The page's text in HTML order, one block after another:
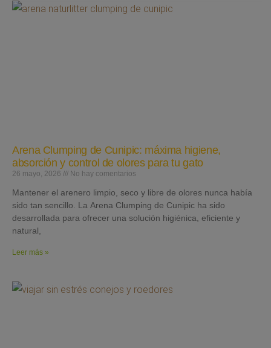
Arena Clumping de Cunipic: máxima higiene,
absorción y control de olores para tu gato
26 mayo, 2026 No hay comentarios
Mantener el arenero limpio, seco y libre de olores nunca había
sido tan sencillo. La Arena Clumping de Cunipic ha sido
desarrollada para ofrecer una solución higiénica, eficiente y
natural,
Leer más »